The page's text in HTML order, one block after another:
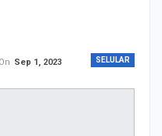
SELULAR
On Sep 1, 2023